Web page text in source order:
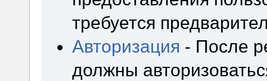
требуется
Авторизация - После
должны